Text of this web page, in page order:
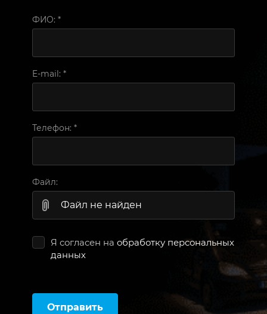
ФИО: *
E-mail: *
Телефон: *
Файл:
Файл не найден
Я согласен на обработку персональных
данных
Отправить